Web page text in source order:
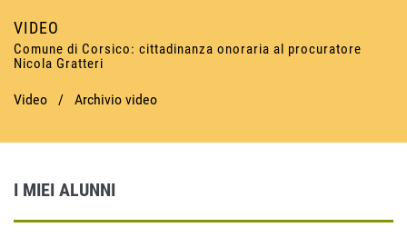
VIDEO
Comune di Corsico: cittadinanza onoraria al procuratore
Nicola Gratteri
Video / Archivio video
I MIEI ALUNNI